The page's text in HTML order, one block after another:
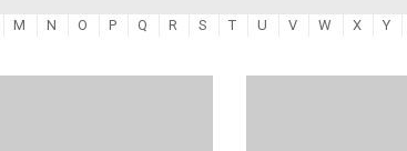
M N O P Q R S T U V W X Y